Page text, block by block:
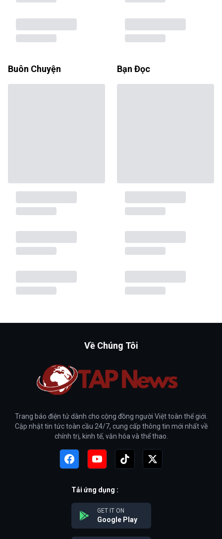
Buôn Chuyện Bạn Đọc
Về Chúng Tôi
Trang báo điện tử dành cho cộng đồng người Việt toàn thế giới.
Cập nhật tin tức toàn cầu 24/7, cung cấp thông tin mới nhất về
chính trị, kinh tế, văn hóa và thể thao.
Tải ứng dụng :
GET IT ON
Google Play